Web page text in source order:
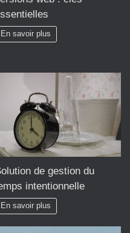
En savoir plus
de gestion du
intentionnelle
En savoir plus